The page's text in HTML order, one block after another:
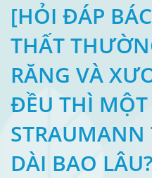
[HỎI ĐÁP
THẤT
RĂNG VÀ
ĐỀU THÌ
DÀI BAO LÂU?